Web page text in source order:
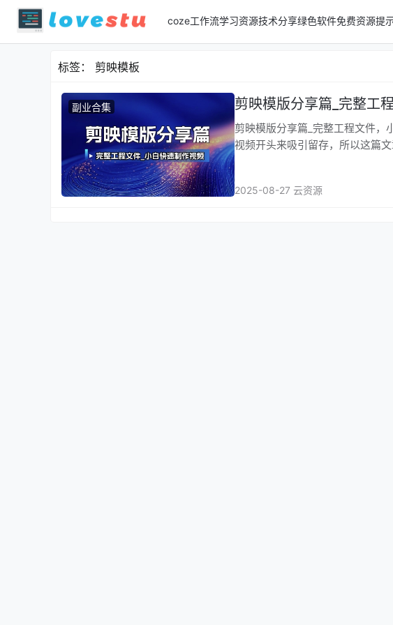
coze工作流学习资源技术分享绿色软件免费资源提
标签： 剪映模板
副业合集 剪映模版分享篇_完整工
剪映模版分享篇_完整工程文件，小白快速制作高端视频
视频开头来吸引留存，所以这篇
2025-08-27 云资源